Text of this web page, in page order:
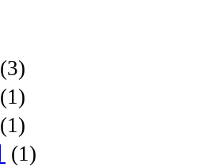
(3)
(1)
(1)
(1)